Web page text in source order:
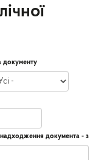
документу
документа - з